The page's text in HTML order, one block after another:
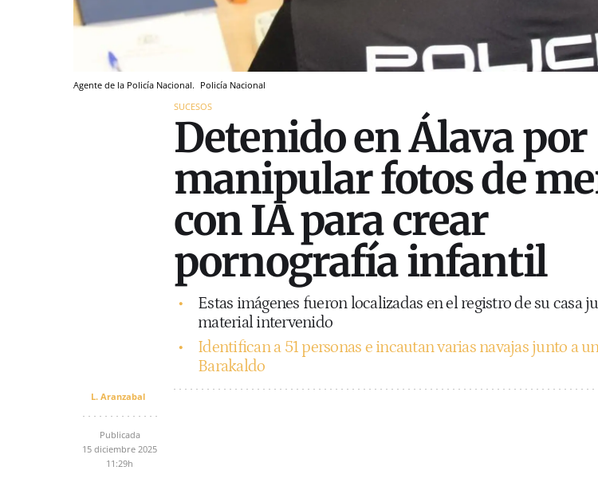
Agente de la Policía Nacional. Policía Nacional
SUCESOS
Detenido en Álava por
manipular fotos de
con IA para crear
pornografía infantil
Estas imágenes fueron localizadas en el registro de su casa
material intervenido
Identifican a 51 personas e incautan varias navajas junto a
Barakaldo
L. Aranzabal
Publicada
15 diciembre 2025
11:29h